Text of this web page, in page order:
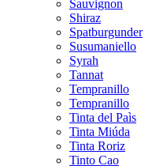
Sauvignon
Shiraz
Spatburgunder
Susumaniello
Syrah
Tannat
Tempranillo
Tempranillo
Tinta del Paìs
Tinta Miúda
Tinta Roriz
Tinto Cao